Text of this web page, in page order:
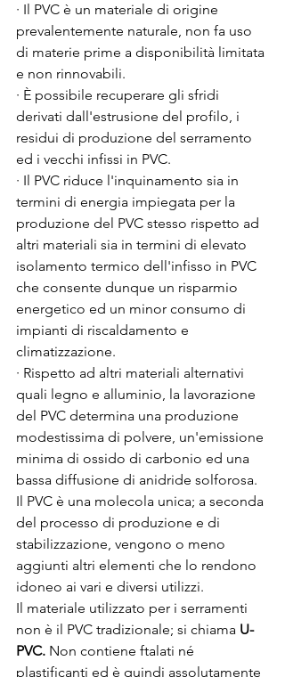
· Il PVC è un materiale di origine
prevalentemente naturale, non fa uso
di materie prime a disponibilità limitata
e non rinnovabili.
· È possibile recuperare gli sfridi
derivati dall'estrusione del profilo, i
residui di produzione del serramento
ed i vecchi infissi in PVC.
· Il PVC riduce l'inquinamento sia in
termini di energia impiegata per la
produzione del PVC stesso rispetto ad
altri materiali sia in termini di elevato
isolamento termico dell'infisso in PVC
che consente dunque un risparmio
energetico ed un minor consumo di
impianti di riscaldamento e
climatizzazione.
· Rispetto ad altri materiali alternativi
quali legno e alluminio, la lavorazione
del PVC determina una produzione
modestissima di polvere, un'emissione
minima di ossido di carbonio ed una
bassa diffusione di anidride solforosa.
Il PVC è una molecola unica; a seconda
del processo di produzione e di
stabilizzazione, vengono o meno
aggiunti altri elementi che lo rendono
idoneo ai vari e diversi utilizzi.
Il materiale utilizzato per i serramenti
non è il PVC tradizionale; si chiama U-
PVC. Non contiene ftalati né
plastificanti ed è quindi assolutamente